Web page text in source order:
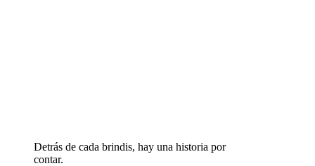
Detrás de cada brindis, hay una historia por
contar.